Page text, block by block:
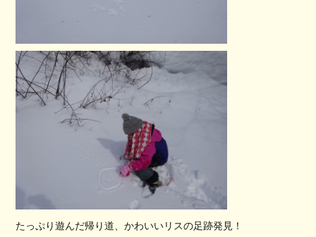
たっぷり遊んだ帰り道、かわいいリスの足跡発見！